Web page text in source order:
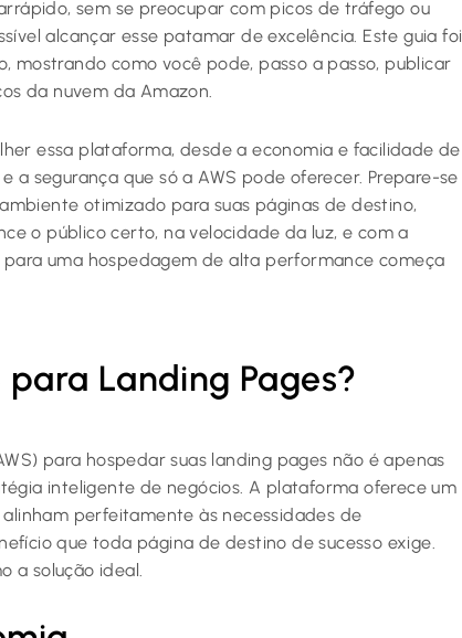
sem se preocupar com picos de tráfego ou
alcançar esse patamar de excelência. Este guia foi
mostrando como você pode, passo a passo, publicar
da nuvem da Amazon.
essa plataforma, desde a economia e facilidade de
a segurança que só a AWS pode oferecer. Prepare-se
otimizado para suas páginas de destino,
o público certo, na velocidade da luz, e com a
uma hospedagem de alta performance começa
para Landing Pages?
para hospedar suas landing pages não é apenas
inteligente de negócios. A plataforma oferece um
perfeitamente às necessidades de
que toda página de destino de sucesso exige.
a solução ideal.